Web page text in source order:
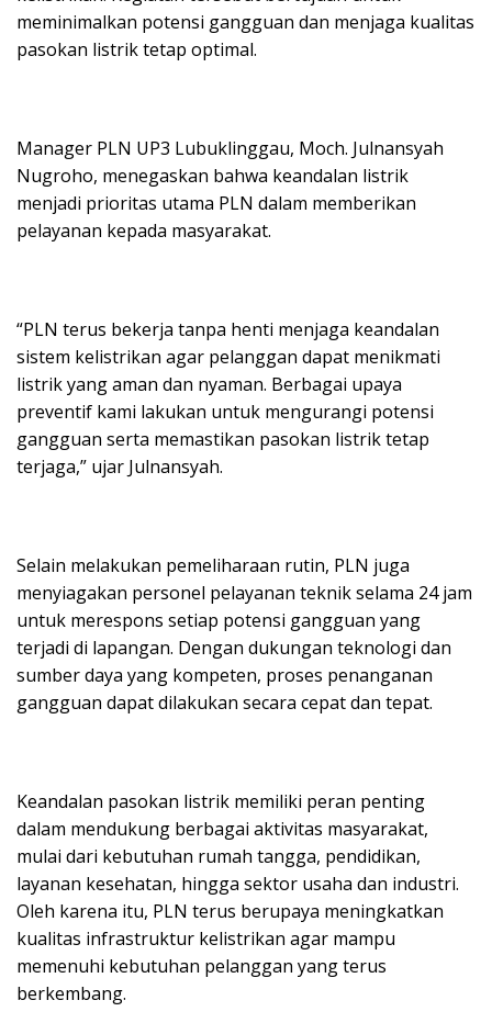
meminimalkan potensi gangguan dan menjaga kualitas
pasokan listrik tetap optimal.
Manager PLN UP3 Lubuklinggau, Moch. Julnansyah
Nugroho, menegaskan bahwa keandalan listrik
menjadi prioritas utama PLN dalam memberikan
pelayanan kepada masyarakat.
“PLN terus bekerja tanpa henti menjaga keandalan
sistem kelistrikan agar pelanggan dapat menikmati
listrik yang aman dan nyaman. Berbagai upaya
preventif kami lakukan untuk mengurangi potensi
gangguan serta memastikan pasokan listrik tetap
terjaga,” ujar Julnansyah.
Selain melakukan pemeliharaan rutin, PLN juga
menyiagakan personel pelayanan teknik selama 24 jam
untuk merespons setiap potensi gangguan yang
terjadi di lapangan. Dengan dukungan teknologi dan
sumber daya yang kompeten, proses penanganan
gangguan dapat dilakukan secara cepat dan tepat.
Keandalan pasokan listrik memiliki peran penting
dalam mendukung berbagai aktivitas masyarakat,
mulai dari kebutuhan rumah tangga, pendidikan,
layanan kesehatan, hingga sektor usaha dan industri.
Oleh karena itu, PLN terus berupaya meningkatkan
kualitas infrastruktur kelistrikan agar mampu
memenuhi kebutuhan pelanggan yang terus
berkembang.